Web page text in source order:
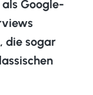
Google-
die sogar